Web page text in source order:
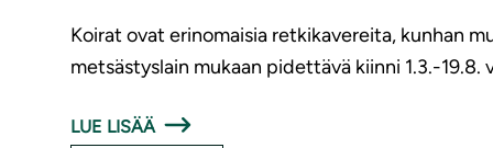
Koirat ovat erinomaisia retkikavereita, kunhan
metsästyslain mukaan pidettävä kiinni 1.3.-19.8.
LUE LISÄÄ